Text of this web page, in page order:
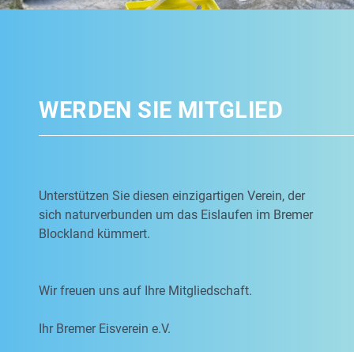
WERDEN SIE MITGLIED
Unterstützen Sie diesen einzigartigen Verein, der
sich naturverbunden um das Eislaufen im Bremer
Blockland kümmert.
Wir freuen uns auf Ihre Mitgliedschaft.
Ihr Bremer Eisverein e.V.